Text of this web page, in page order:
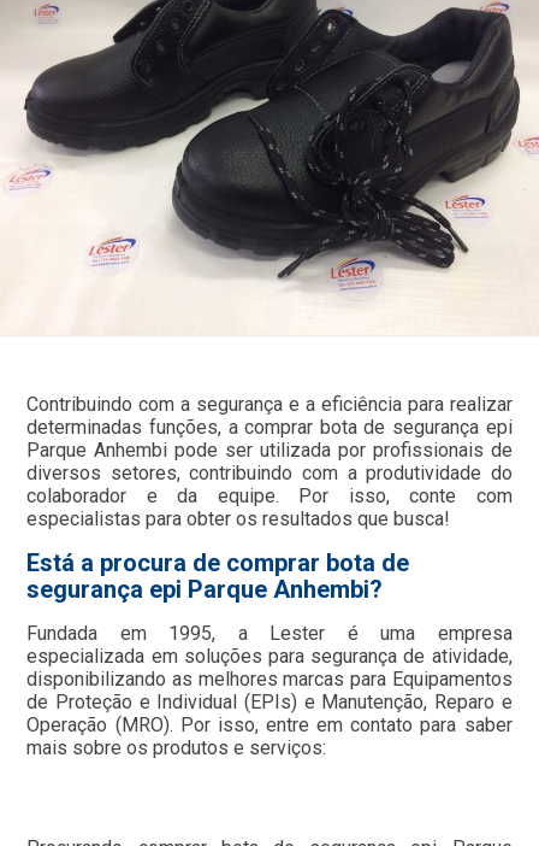
Contribuindo com a segurança e a eficiência para realizar
determinadas funções, a comprar bota de segurança epi
Parque Anhembi pode ser utilizada por profissionais de
diversos setores, contribuindo com a produtividade do
colaborador e da equipe. Por isso, conte com
especialistas para obter os resultados que busca!
Está a procura de comprar bota de
segurança epi Parque Anhembi?
Fundada em 1995, a Lester é uma empresa
especializada em soluções para segurança de atividade,
disponibilizando as melhores marcas para Equipamentos
de Proteção e Individual (EPIs) e Manutenção, Reparo e
Operação (MRO). Por isso, entre em contato para saber
mais sobre os produtos e serviços: